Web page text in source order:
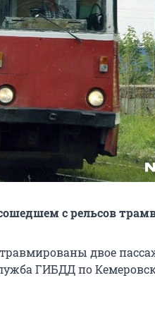
с рельсов
двое
ГИБДД по